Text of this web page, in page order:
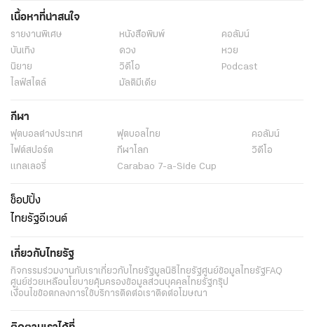
เนื้อหาที่น่าสนใจ
รายงานพิเศษ หนังสือพิมพ์
คอลัมน์
บันเทิง
ดวง
หวย
นิยาย
วิดีโอ
Podcast
ไลฟ์สไตล์
มัลติมีเดีย
กีฬา
ฟุตบอลต่่างประเทศ ฟุตบอลไทย
คอลัมน์
ไฟต์สปอร์ต
กีฬาโลก
วิดีโอ
แกลเลอรี่
Carabao 7-a-Side Cup
ช็อปปิ้ง
ไทยรัฐอีเวนต์
เกี่ยวกับไทยรัฐ
กิจกรรมร่วมงานกับเราเกี่ยวกับไทยรัฐมูลนิธิไทยรัฐศูนย์ข้อมูลไทยรัฐFAQ
ศูนย์ช่วยเหลือนโยบายคุ้มครองข้อมูลส่วนบุคคลไทยรัฐกรุ๊ป
เงื่อนไขข้อตกลงการใช้บริการติดต่อเราติดต่อโฆษณา